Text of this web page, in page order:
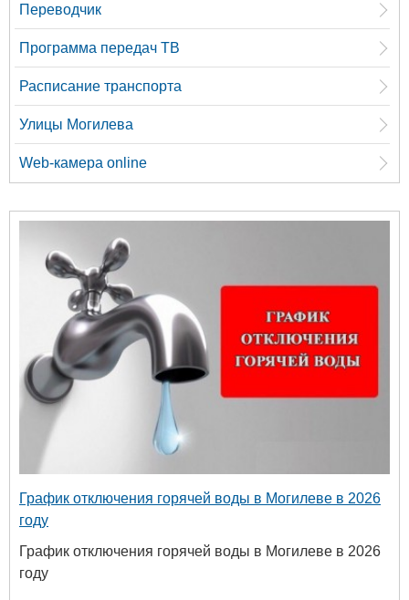
Переводчик
Программа передач ТВ
Расписание транспорта
Улицы Могилева
Web-камера online
График отключения горячей воды в Могилеве в 2026
году
График отключения горячей воды в Могилеве в 2026
году